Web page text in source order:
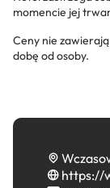
momencie jej
Ceny nie
dobę od osoby.
https://